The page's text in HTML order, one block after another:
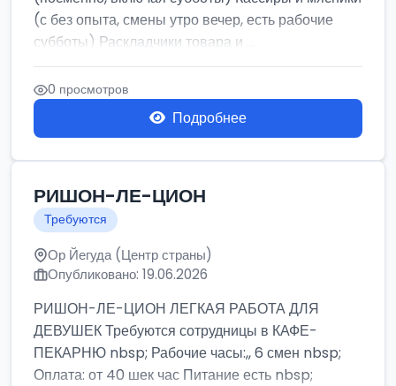
(с без опыта, смены утро вечер, есть рабочие
субботы) Раскладчики товара и ...
0 просмотров
Подробнее
РИШОН-ЛЕ-ЦИОН
Требуются
Ор Йегуда (Центр страны)
Опубликовано: 19.06.2026
РИШОН-ЛЕ-ЦИОН ЛЕГКАЯ РАБОТА ДЛЯ
ДЕВУШЕК Требуются сотрудницы в КАФЕ-
ПЕКАРНЮ nbsp; Рабочие часы:,, 6 смен nbsp;
Оплата: от 40 шек час Питание есть nbsp;